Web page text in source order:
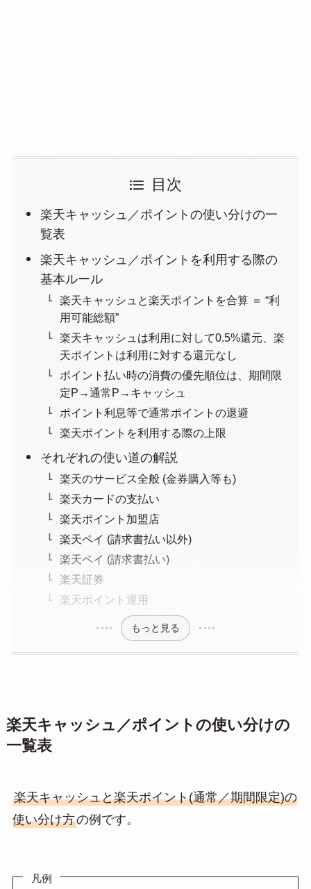
目次
楽天キャッシュ／ポイントの使い分けの一
覧表
楽天キャッシュ／ポイントを利用する際の
基本ルール
楽天キャッシュと楽天ポイントを合算 ＝ “利
用可能総額”
楽天キャッシュは利用に対して0.5%還元、楽
天ポイントは利用に対する還元なし
ポイント払い時の消費の優先順位は、期間限
定P→通常P→キャッシュ
ポイント利息等で通常ポイントの退避
楽天ポイントを利用する際の上限
それぞれの使い道の解説
楽天のサービス全般 (金券購入等も)
楽天カードの支払い
楽天ポイント加盟店
楽天ペイ (請求書払い以外)
楽天ペイ (請求書払い)
楽天証券
楽天ポイント運用
もっと見る
楽天キャッシュ／ポイントの使い分けの
一覧表
楽天キャッシュと楽天ポイント(通常／期間限定)の
使い分け方の例です。
凡例